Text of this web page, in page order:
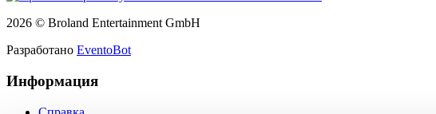
2026 © Broland Entertainment GmbH
Разработано EventoBot
Информация